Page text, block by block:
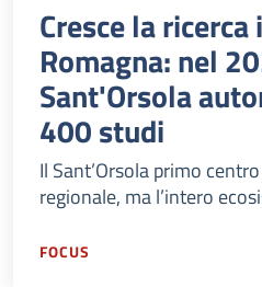
Cresce la
Romagna: nel
Sant'Orsola
400 studi
Il Sant’Orsola primo
regionale, ma l’intero
precisione.
FOCUS